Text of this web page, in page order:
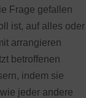
Frage gefallen
ist, auf alles oder
arrangieren
betroffenen
indem sie
jeder andere